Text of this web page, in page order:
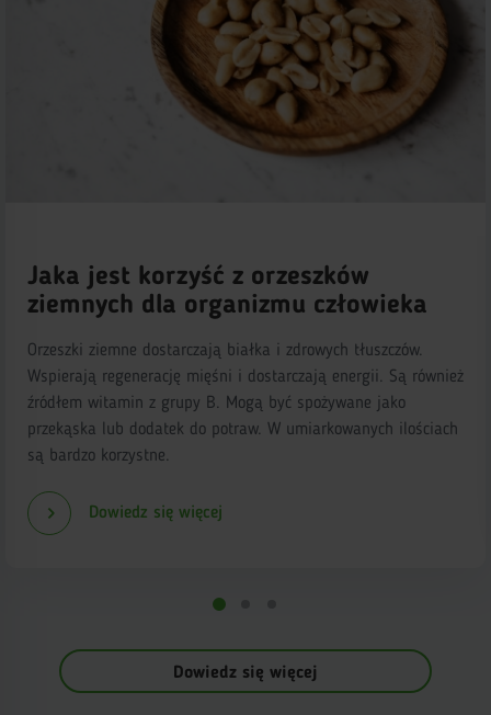
Jaka jest korzyść z orzeszków
ziemnych dla organizmu człowieka
Orzeszki ziemne dostarczają białka i zdrowych tłuszczów.
Wspierają regenerację mięśni i dostarczają energii. Są również
źródłem witamin z grupy B. Mogą być spożywane jako
przekąska lub dodatek do potraw. W umiarkowanych ilościach
są bardzo korzystne.
Dowiedz się więcej
Dowiedz się więcej